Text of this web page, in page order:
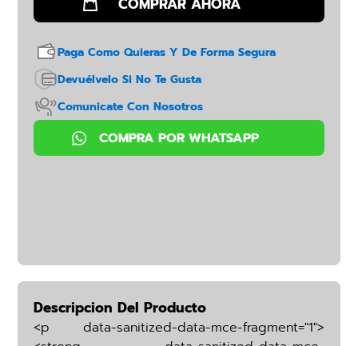
Paga Como Quieras Y De Forma Segura
Devuélvelo Si No Te Gusta
Comunicate Con Nosotros
Descripcion Del Producto
<p data-sanitized-data-mce-fragment="1">